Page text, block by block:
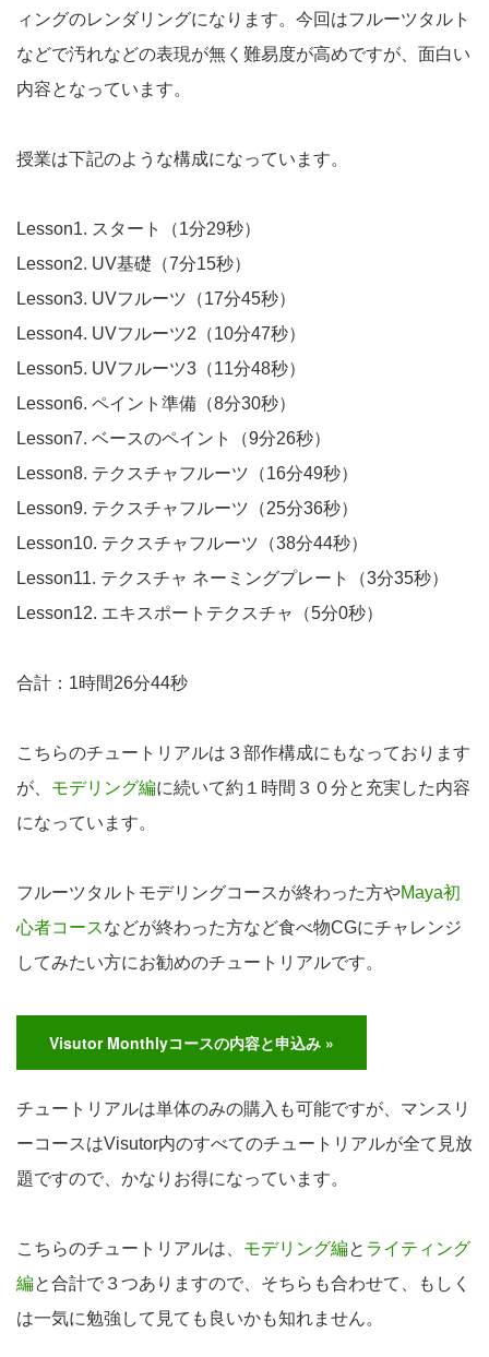
ィングのレンダリングになります。今回はフルーツタルト
などで汚れなどの表現が無く難易度が高めですが、面白い
内容となっています。
授業は下記のような構成になっています。
Lesson1. スタート（1分29秒）
Lesson2. UV基礎（7分15秒）
Lesson3. UVフルーツ（17分45秒）
Lesson4. UVフルーツ2（10分47秒）
Lesson5. UVフルーツ3（11分48秒）
Lesson6. ペイント準備（8分30秒）
Lesson7. ベースのペイント（9分26秒）
Lesson8. テクスチャフルーツ（16分49秒）
Lesson9. テクスチャフルーツ（25分36秒）
Lesson10. テクスチャフルーツ（38分44秒）
Lesson11. テクスチャ ネーミングプレート（3分35秒）
Lesson12. エキスポートテクスチャ（5分0秒）
合計：1時間26分44秒
こちらのチュートリアルは３部作構成にもなっております
が、 モデリング編に続いて約１時間３０分と充実した内容
になっています。
フルーツタルトモデリングコースが終わった方やMaya初
心者コースなどが終わった方など食べ物CGにチャレンジ
してみたい方にお勧めのチュートリアルです。
Visutor Monthlyコースの内容と申込み »
チュートリアルは単体のみの購入も可能ですが、マンスリ
ーコースはVisutor内のすべてのチュートリアルが全て見放
題ですので、かなりお得になっています。
こちらのチュートリアルは、 モデリング編と ライティング
編と合計で３つありますので、そちらも合わせて、もしく
は一気に勉強して見ても良いかも知れません。